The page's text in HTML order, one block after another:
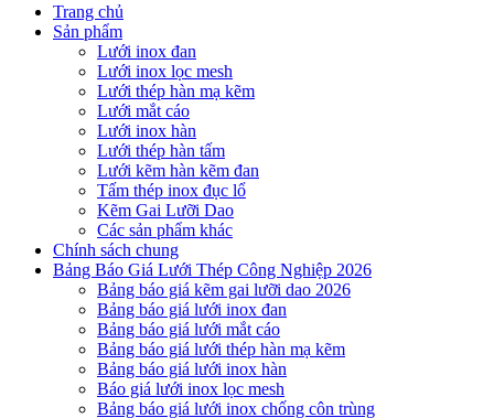
Trang chủ
Sản phẩm
Lưới inox đan
Lưới inox lọc mesh
Lưới thép hàn mạ kẽm
Lưới mắt cáo
Lưới inox hàn
Lưới thép hàn tấm
Lưới kẽm hàn kẽm đan
Tấm thép inox đục lổ
Kẽm Gai Lưỡi Dao
Các sản phẩm khác
Chính sách chung
Bảng Báo Giá Lưới Thép Công Nghiệp 2026
Bảng báo giá kẽm gai lưỡi dao 2026
Bảng báo giá lưới inox đan
Bảng báo giá lưới mắt cáo
Bảng báo giá lưới thép hàn mạ kẽm
Bảng báo giá lưới inox hàn
Báo giá lưới inox lọc mesh
Bảng báo giá lưới inox chống côn trùng